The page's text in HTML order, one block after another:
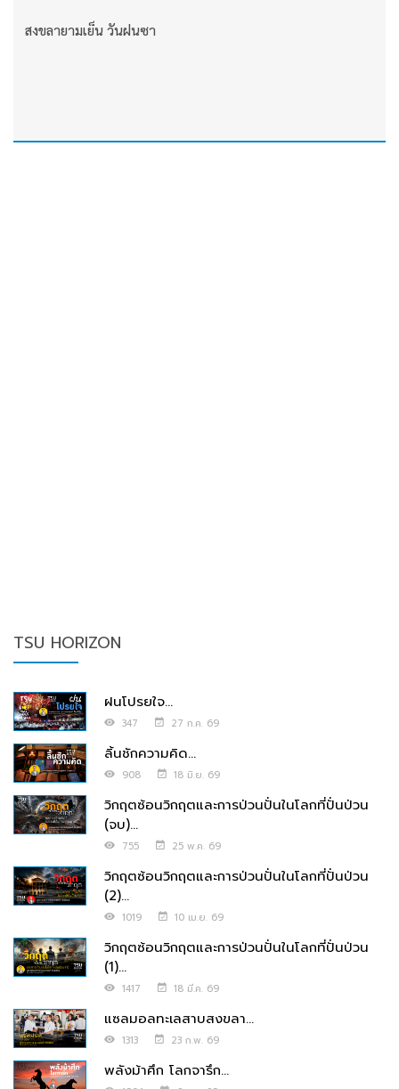
สงขลายามเย็น วันฝนซา
TSU HORIZON
ฝนโปรยใจ...
347 27 ก.ค. 69
ลิ้นชักความคิด...
908 18 มิ.ย. 69
วิกฤตซ้อนวิกฤตและการป่วนปั่นในโลกที่ปั่นป่วน
(จบ)...
755 25 พ.ค. 69
วิกฤตซ้อนวิกฤตและการป่วนปั่นในโลกที่ปั่นป่วน
(2)...
1019 10 เม.ย. 69
วิกฤตซ้อนวิกฤตและการป่วนปั่นในโลกที่ปั่นป่วน
(1)...
1417 18 มี.ค. 69
แซลมอลทะเลสาบสงขลา...
1313 23 ก.พ. 69
พลังม้าศึก โลกจารึก...